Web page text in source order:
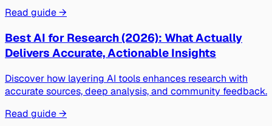
Read guide →
Best AI for Research (2026): What Actually
Delivers Accurate, Actionable Insights
Discover how layering AI tools enhances research with
accurate sources, deep analysis, and community feedback.
Read guide →